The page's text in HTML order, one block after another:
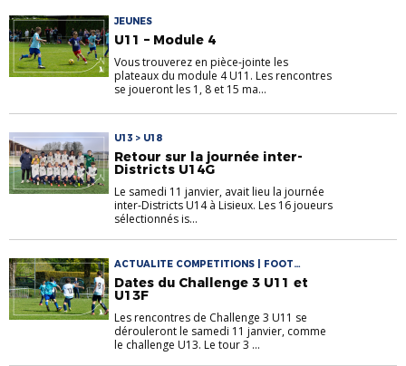
JEUNES
U11 – Module 4
Vous trouverez en pièce-jointe les
plateaux du module 4 U11. Les rencontres
se joueront les 1, 8 et 15 ma...
U13 > U18
Retour sur la journée inter-
Districts U14G
Le samedi 11 janvier, avait lieu la journée
inter-Districts U14 à Lisieux. Les 16 joueurs
sélectionnés is...
ACTUALITE COMPETITIONS | FOOT
ANIMATION
Dates du Challenge 3 U11 et
U13F
Les rencontres de Challenge 3 U11 se
dérouleront le samedi 11 janvier, comme
le challenge U13. Le tour 3 ...